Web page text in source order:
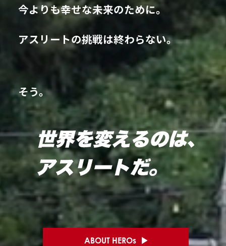
今よりも幸せな未来のために。
アスリートの挑戦は終わらない。
そう。
ABOUT HEROs